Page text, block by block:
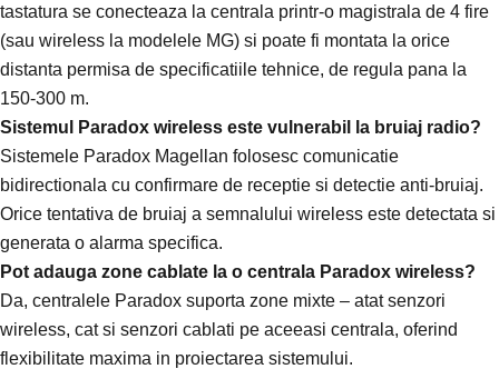
tastatura se conecteaza la centrala printr-o magistrala de 4 fire
(sau wireless la modelele MG) si poate fi montata la orice
distanta permisa de specificatiile tehnice, de regula pana la
150-300 m.
Sistemul Paradox wireless este vulnerabil la bruiaj radio?
Sistemele Paradox Magellan folosesc comunicatie
bidirectionala cu confirmare de receptie si detectie anti-bruiaj.
Orice tentativa de bruiaj a semnalului wireless este detectata si
generata o alarma specifica.
Pot adauga zone cablate la o centrala Paradox wireless?
Da, centralele Paradox suporta zone mixte – atat senzori
wireless, cat si senzori cablati pe aceeasi centrala, oferind
flexibilitate maxima in proiectarea sistemului.